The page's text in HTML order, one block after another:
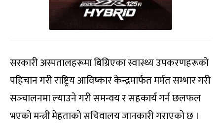
सरकारी अस्पतालहरूमा बिग्रिएका स्वास्थ्य उपकरणहरूको
पहिचान गरी राष्ट्रिय आविष्कार केन्द्रमार्फत मर्मत सम्भार गरी
सञ्‍चालनमा ल्याउने गरी समन्वय र सहकार्य गर्न छलफल
भएको मन्त्री मेहताको सचिवालय जानकारी गराएको छ ।